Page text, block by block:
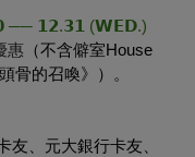
── 𝟭𝟮.𝟯𝟭 (𝗪𝗘𝗗.)
惠 （不含僻室House
骨的召喚》）。
友、元大銀行卡友、